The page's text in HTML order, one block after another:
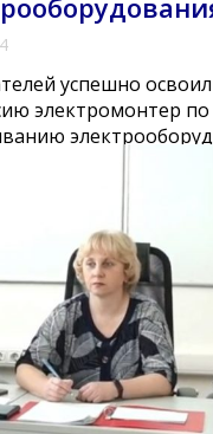
успешно
электромонтер
центр
(курсы) Новости